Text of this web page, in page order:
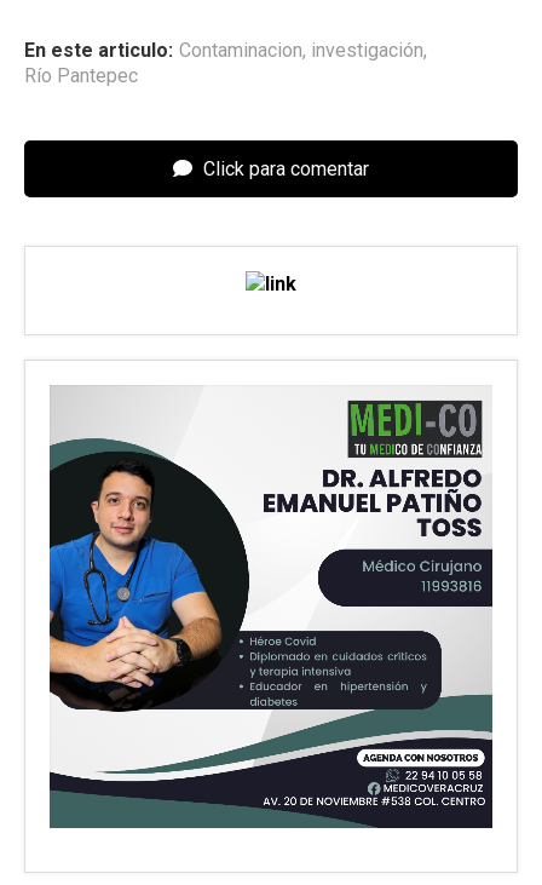
En este articulo: Contaminacion, investigación,
Río Pantepec
Click para comentar